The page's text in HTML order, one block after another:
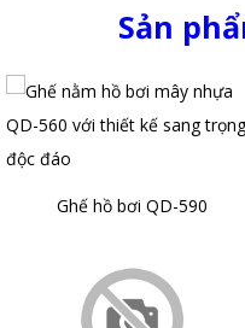
Sản
Ghế hồ bơi QD-590